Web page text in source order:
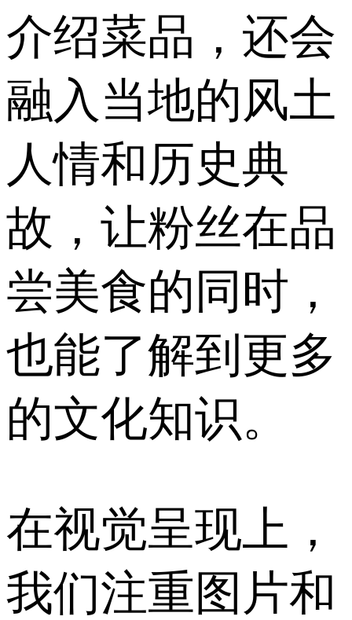
介绍菜品，还会
融入当地的风土
人情和历史典
故，让粉丝在品
尝美食的同时，
也能了解到更多
的文化知识。
在视觉呈现上，
我们注重图片和